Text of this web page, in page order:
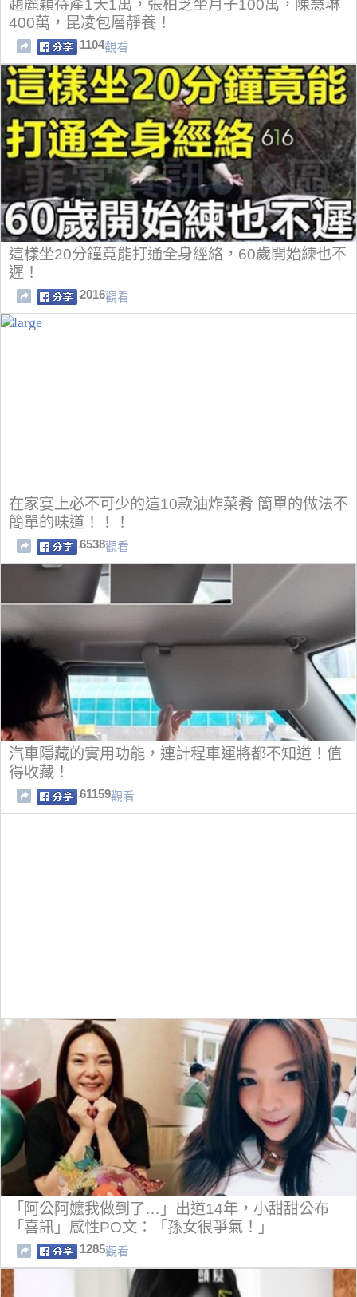
趙麗穎待產1天1萬，張柏芝坐月子100萬，陳慧琳
400萬，昆凌包層靜養！
1104觀看
這樣坐20分鐘竟能打通全身經絡，60歲開始練也不
遲！
2016觀看
在家宴上必不可少的這10款油炸菜肴 簡單的做法不
簡單的味道！！！
6538觀看
汽車隱藏的實用功能，連計程車運將都不知道！值
得收藏！
61159觀看
「阿公阿嬤我做到了…」出道14年，小甜甜公布
「喜訊」感性PO文：「孫女很爭氣！」
1285觀看